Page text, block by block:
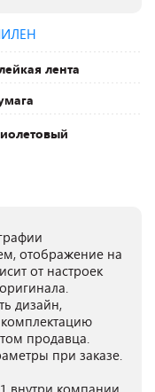
лента
отображение на
от настроек
дизайн,
комплектацию
продавца.
при заказе.
внутри компании